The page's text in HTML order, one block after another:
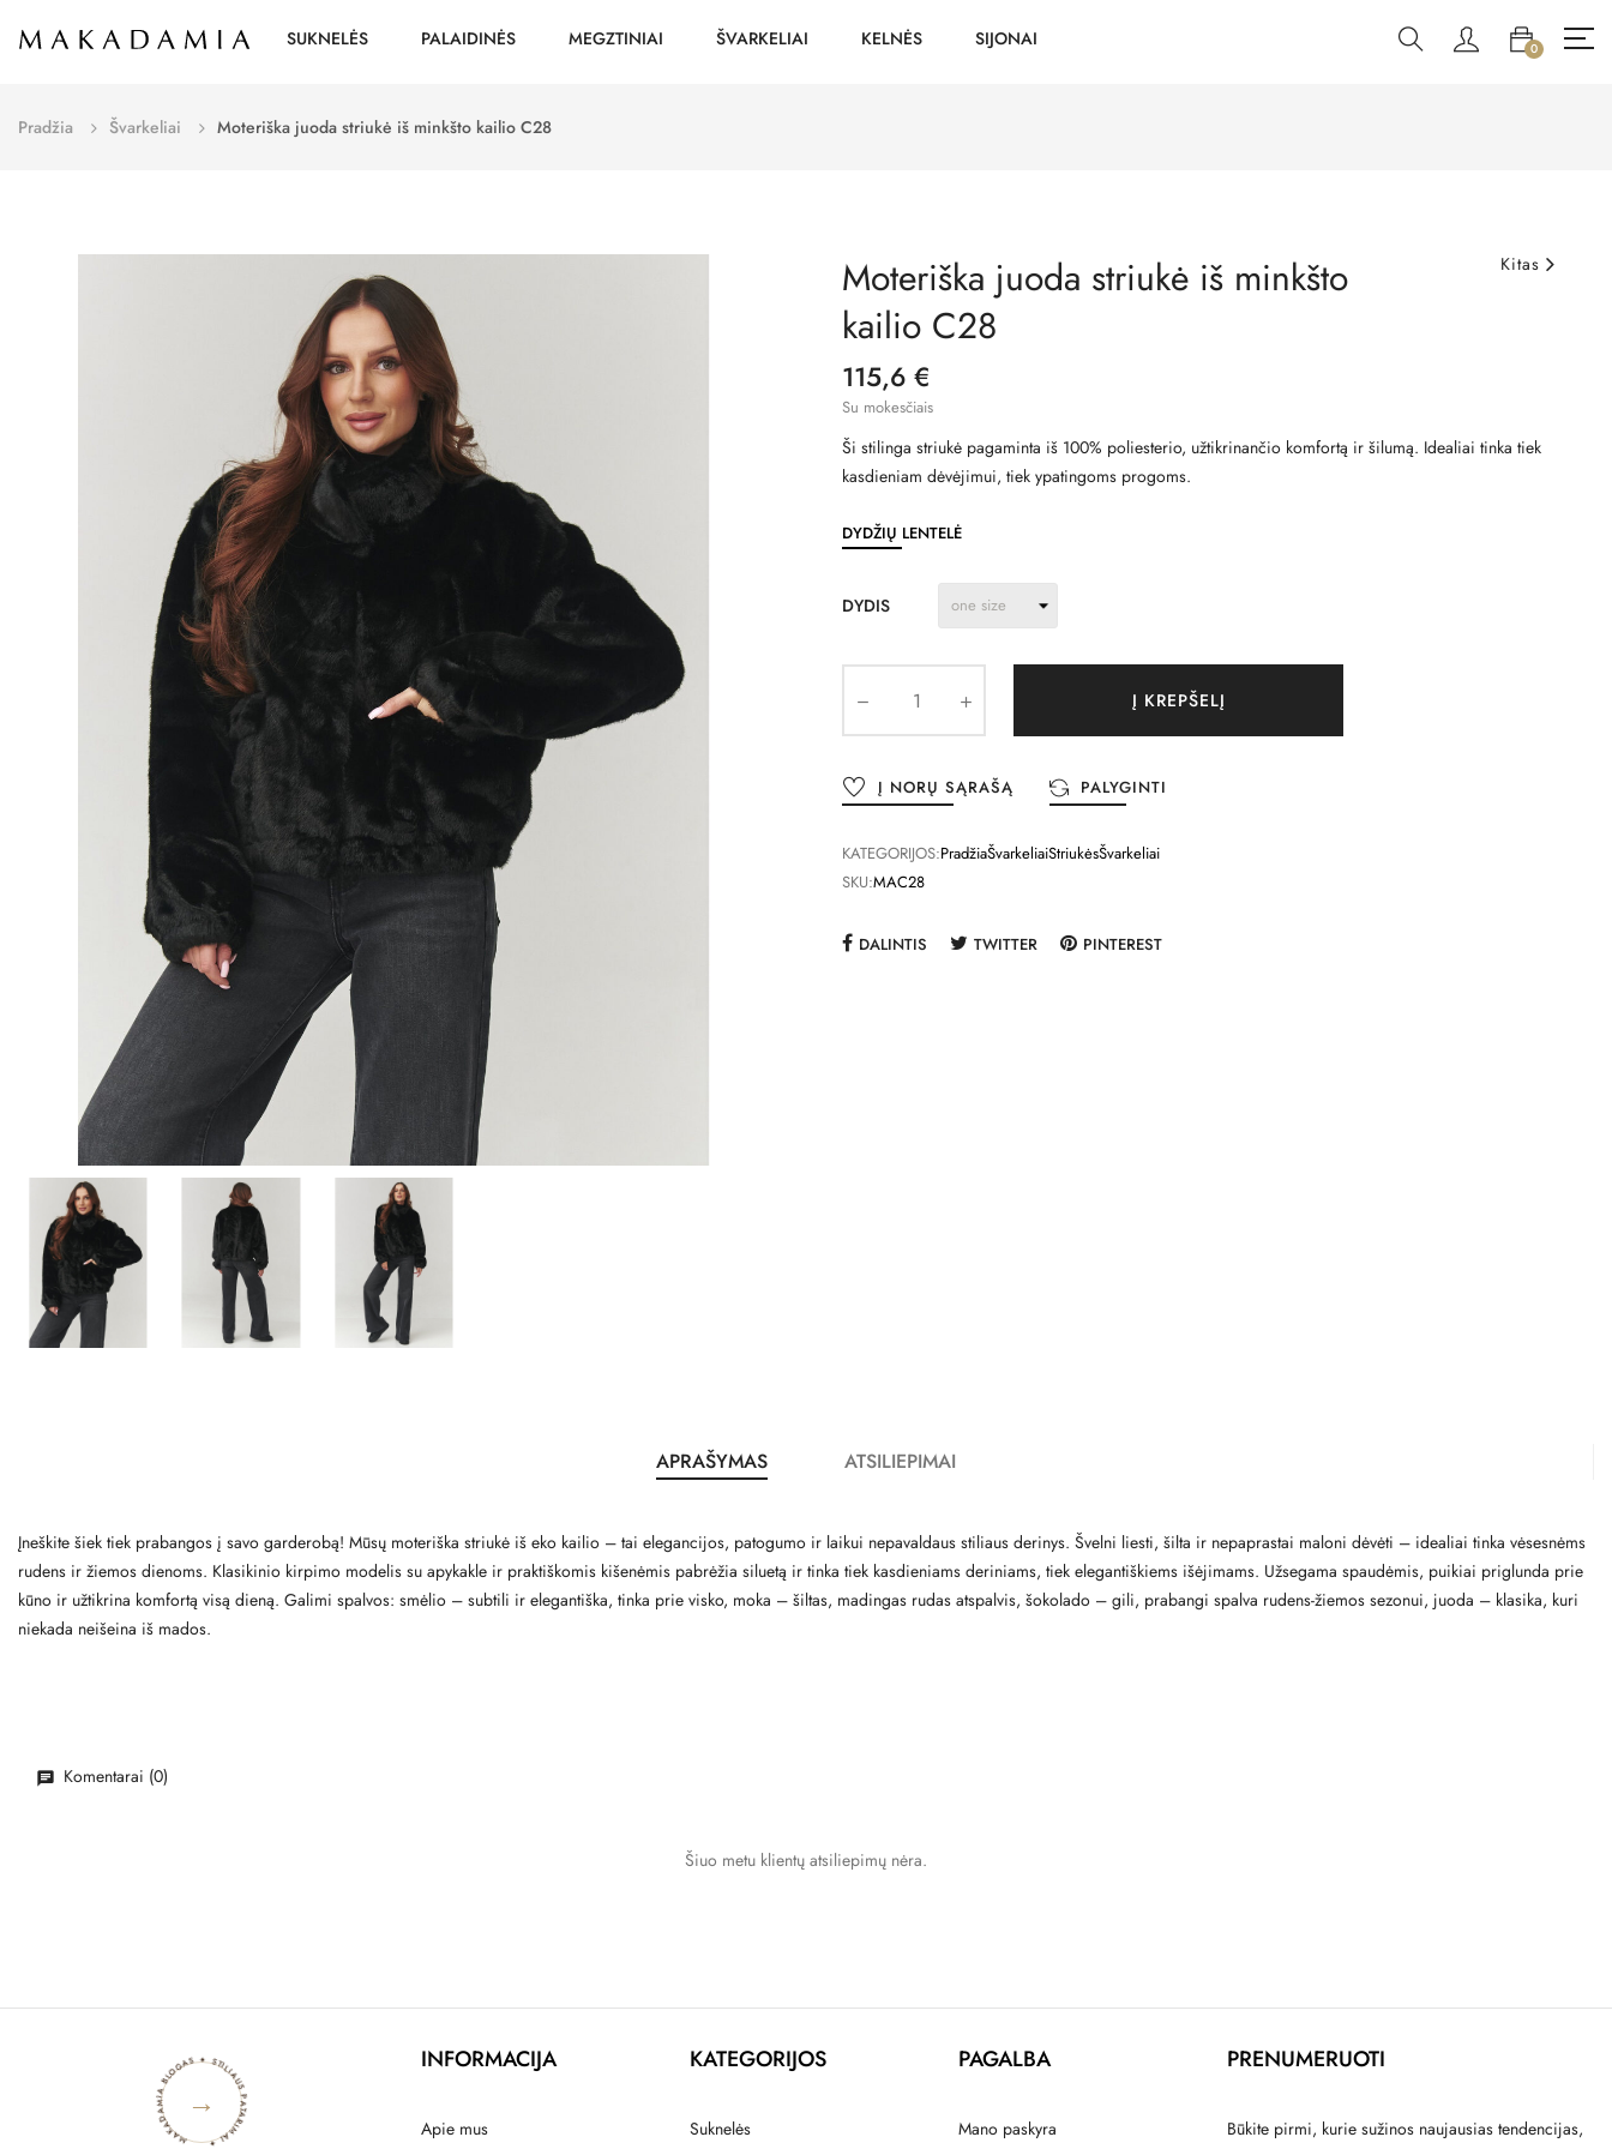
SUKNELĖS PALAIDINĖS MEGZTINIAI ŠVARKELIAI KELNĖS SIJONAI 0
Pradžia Švarkeliai Moteriška juoda striukė iš minkšto kailio C28
Kitas
Moteriška juoda striukė iš minkšto
kailio C28
115,6 €
Su mokesčiais
Ši stilinga striukė pagaminta iš 100% poliesterio, užtikrinančio komfortą ir šilumą. Idealiai tinka tiek
kasdieniam dėvėjimui, tiek ypatingoms progoms.
DYDŽIŲ LENTELĖ
DYDIS
Į KREPŠELĮ
Į NORŲ SĄRAŠĄ PALYGINTI
KATEGORIJOS:PradžiaŠvarkeliaiStriukėsŠvarkeliai
SKU:MAC28
DALINTIS TWITTER PINTEREST
APRAŠYMAS ATSILIEPIMAI
Įneškite šiek tiek prabangos į savo garderobą! Mūsų moteriška striukė iš eko kailio – tai elegancijos, patogumo ir laikui nepavaldaus stiliaus derinys. Švelni liesti, šilta ir nepaprastai maloni dėvėti – idealiai tinka vėsesnėms
rudens ir žiemos dienoms. Klasikinio kirpimo modelis su apykakle ir praktiškomis kišenėmis pabrėžia siluetą ir tinka tiek kasdieniams deriniams, tiek elegantiškiems išėjimams. Užsegama spaudėmis, puikiai priglunda prie
kūno ir užtikrina komfortą visą dieną. Galimi spalvos: smėlio – subtili ir elegantiška, tinka prie visko, moka – šiltas, madingas rudas atspalvis, šokolado – gili, prabangi spalva rudens-žiemos sezonui, juoda – klasika, kuri
niekada neišeina iš mados.
Komentarai (0)
Šiuo metu klientų atsiliepimų nėra.
MAKADAMIA BLOGAS ✦ STILIAUS PATARIMAI ✦
→
INFORMACIJA
Apie mus
KATEGORIJOS
Suknelės
PAGALBA
Mano paskyra
PRENUMERUOTI
Būkite pirmi, kurie sužinos naujausias tendencijas,